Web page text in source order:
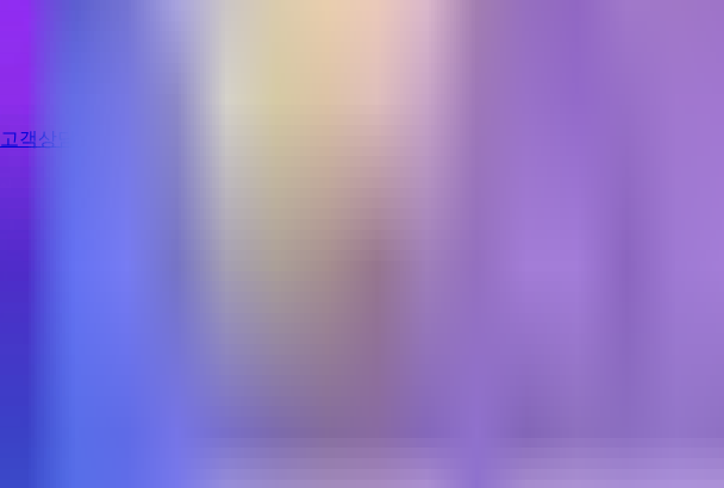
고객상담